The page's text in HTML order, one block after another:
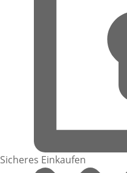
Sicheres Einkaufen